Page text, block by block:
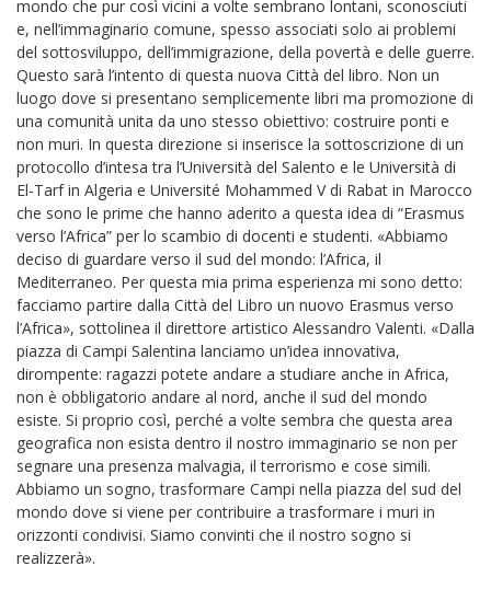
mondo che pur così vicini a volte sembrano lontani, sconosciuti
e, nell’immaginario comune, spesso associati solo ai problemi
del sottosviluppo, dell’immigrazione, della povertà e delle guerre.
Questo sarà l’intento di questa nuova Città del libro. Non un
luogo dove si presentano semplicemente libri ma promozione di
una comunità unita da uno stesso obiettivo: costruire ponti e
non muri. In questa direzione si inserisce la sottoscrizione di un
protocollo d’intesa tra l’Università del Salento e le Università di
El-Tarf in Algeria e Université Mohammed V di Rabat in Marocco
che sono le prime che hanno aderito a questa idea di “Erasmus
verso l’Africa” per lo scambio di docenti e studenti. «Abbiamo
deciso di guardare verso il sud del mondo: l’Africa, il
Mediterraneo. Per questa mia prima esperienza mi sono detto:
facciamo partire dalla Città del Libro un nuovo Erasmus verso
l’Africa», sottolinea il direttore artistico Alessandro Valenti. «Dalla
piazza di Campi Salentina lanciamo un’idea innovativa,
dirompente: ragazzi potete andare a studiare anche in Africa,
non è obbligatorio andare al nord, anche il sud del mondo
esiste. Si proprio così, perché a volte sembra che questa area
geografica non esista dentro il nostro immaginario se non per
segnare una presenza malvagia, il terrorismo e cose simili.
Abbiamo un sogno, trasformare Campi nella piazza del sud del
mondo dove si viene per contribuire a trasformare i muri in
orizzonti condivisi. Siamo convinti che il nostro sogno si
realizzerà».